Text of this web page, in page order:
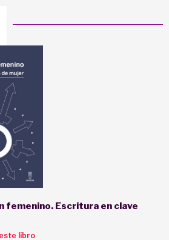
femenino. Escritura en clave
libro